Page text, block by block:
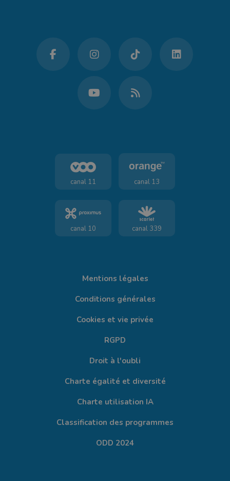
canal 11 canal 13
canal 10 canal 339
Mentions légales
Conditions générales
Cookies et vie privée
RGPD
Droit à l'oubli
Charte égalité et diversité
Charte utilisation IA
Classification des programmes
ODD 2024